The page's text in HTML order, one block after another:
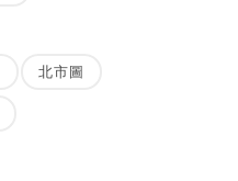
北市圖